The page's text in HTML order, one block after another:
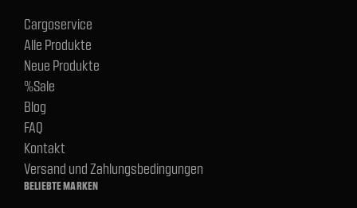
Cargoservice
Alle Produkte
Neue Produkte
%Sale
Blog
FAQ
Kontakt
Versand und Zahlungsbedingungen
BELIEBTE MARKEN